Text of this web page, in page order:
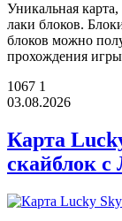
Уникальная
лаки блоков.
блоков можно
прохождения
1067 1
03.08.2026
Карта
скайблок